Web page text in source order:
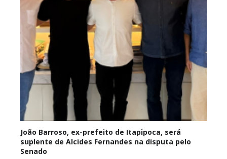
João Barroso, ex-prefeito de Itapipoca, será
suplente de Alcides Fernandes na disputa pelo
Senado